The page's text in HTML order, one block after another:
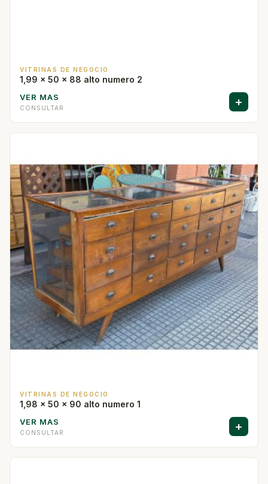
VITRINAS DE NEGOCIO
1,99 x 50 x 88 alto numero 2
VER MAS
CONSULTAR +
VITRINAS DE NEGOCIO
1,98 x 50 x 90 alto numero 1
VER MAS
CONSULTAR +